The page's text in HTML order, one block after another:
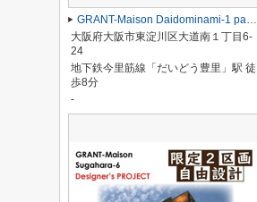
GRANT-Maison Daidominami-1 part3
大阪府大阪市東淀川区大道南１丁目6-
24
地下鉄今里筋線「だいどう豊里」駅 徒
歩8分
-